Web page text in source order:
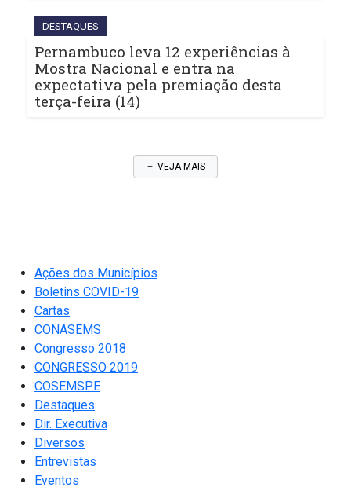
DESTAQUES
Pernambuco leva 12 experiências à
Mostra Nacional e entra na
expectativa pela premiação desta
terça-feira (14)
VEJA MAIS
Ações dos Municípios
Boletins COVID-19
Cartas
CONASEMS
Congresso 2018
CONGRESSO 2019
COSEMSPE
Destaques
Dir. Executiva
Diversos
Entrevistas
Eventos